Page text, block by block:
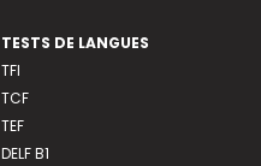
TESTS DE LANGUES
TFI
TCF
TEF
DELF B1